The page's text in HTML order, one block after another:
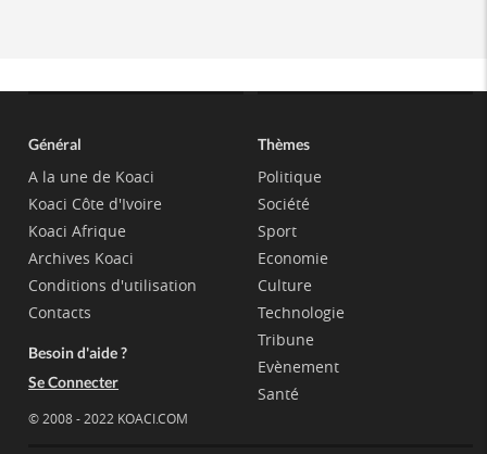
Général
A la une de Koaci
Koaci Côte d'Ivoire
Koaci Afrique
Archives Koaci
Conditions d'utilisation
Contacts
Besoin d'aide ?
Se Connecter
© 2008 - 2022 KOACI.COM
Thèmes
Politique
Société
Sport
Economie
Culture
Technologie
Tribune
Evènement
Santé